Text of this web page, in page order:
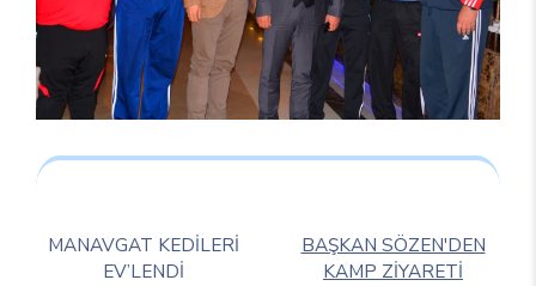
MANAVGAT KEDİLERİ
EV’LENDİ
BAŞKAN SÖZEN'DEN
KAMP ZİYARETİ